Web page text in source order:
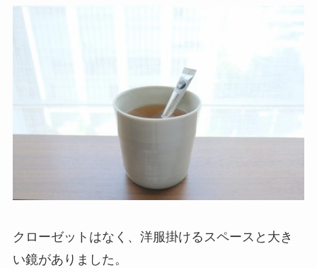
クローゼットはなく、洋服掛けるスペースと大き
い鏡がありました。